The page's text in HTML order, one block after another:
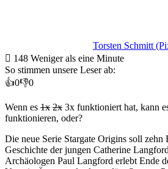
Torsten Schmitt
148 Weniger als eine Minute
So stimmen unsere Leser ab:
👍0👎0
Wenn es 1x 2x 3x funktioniert hat, kann
funktionieren, oder?
Die neue Serie Stargate Origins soll zehn
Geschichte der jungen Catherine
Archäologen Paul Langford erlebt Ende